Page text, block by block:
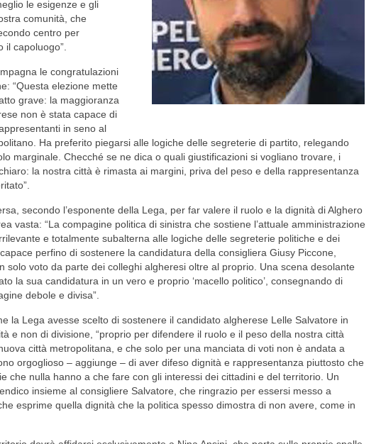
le esigenze e gli
comunità, che
centro per
il capoluogo”.
le congratulazioni
“Questa elezione mette
grave: la maggioranza
non è stata capace di
in seno al
Ha preferito piegarsi alle logiche delle segreterie di partito, relegando
marginale. Checché se ne dica o quali giustificazioni si vogliano trovare, i
la nostra città è rimasta ai margini, priva del peso e della rappresentanza
secondo l’esponente della Lega, per far valere il ruolo e la dignità di Alghero
vasta: “La compagine politica di sinistra che sostiene l’attuale amministrazione
e totalmente subalterna alle logiche delle segreterie politiche e dei
perfino di sostenere la candidatura della consigliera Giusy Piccone,
solo voto da parte dei colleghi algheresi oltre al proprio. Una scena desolante
la sua candidatura in un vero e proprio ‘macello politico’, consegnando di
debole e divisa”.
la Lega avesse scelto di sostenere il candidato algherese Lelle Salvatore in
e non di divisione, “proprio per difendere il ruolo e il peso della nostra città
città metropolitana, e che solo per una manciata di voti non è andata a
orgoglioso – aggiunge – di aver difeso dignità e rappresentanza piuttosto che
che nulla hanno a che fare con gli interessi dei cittadini e del territorio. Un
insieme al consigliere Salvatore, che ringrazio per essersi messo a
esprime quella dignità che la politica spesso dimostra di non avere, come in